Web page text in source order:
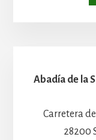
Abadía de la
Carretera
28200